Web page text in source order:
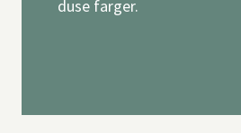
duse farger.